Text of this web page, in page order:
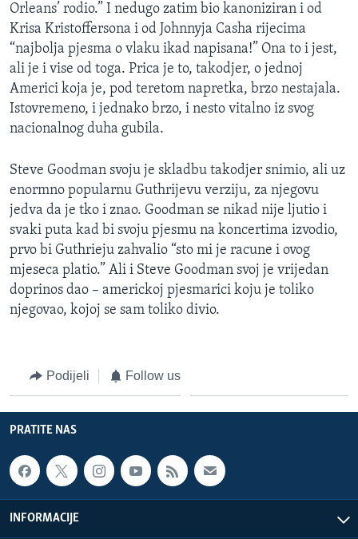
Orleans’ rodio.” I nedugo zatim bio kanoniziran i od
Krisa Kristoffersona i od Johnnyja Casha rijecima
“najbolja pjesma o vlaku ikad napisana!” Ona to i jest,
ali je i vise od toga. Prica je to, takodjer, o jednoj
Americi koja je, pod teretom napretka, brzo nestajala.
Istovremeno, i jednako brzo, i nesto vitalno iz svog
nacionalnog duha gubila.
Steve Goodman svoju je skladbu takodjer snimio, ali uz
enormno popularnu Guthrijevu verziju, za njegovu
jedva da je tko i znao. Goodman se nikad nije ljutio i
svaki puta kad bi svoju pjesmu na koncertima izvodio,
prvo bi Guthrieju zahvalio “sto mi je racune i ovog
mjeseca platio.” Ali i Steve Goodman svoj je vrijedan
doprinos dao – americkoj pjesmarici koju je toliko
njegovao, kojoj se sam toliko divio.
Podijeli Follow us
PRATITE NAS
INFORMACIJE